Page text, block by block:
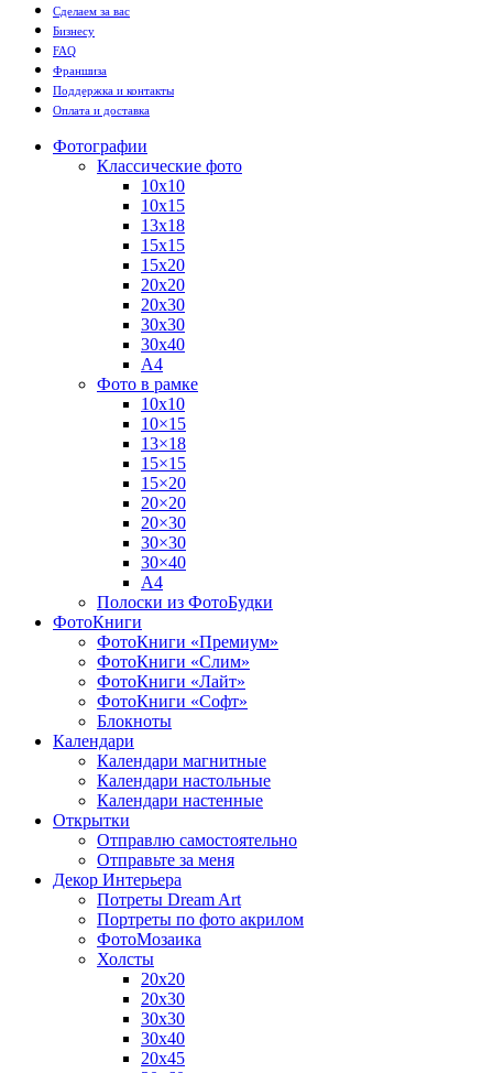
Сделаем за вас
Бизнесу
FAQ
Франшиза
Поддержка и контакты
Оплата и доставка
Фотографии
Классические фото
10х10
10х15
13х18
15х15
15х20
20х20
20х30
30х30
30х40
А4
Фото в рамке
10х10
10×15
13×18
15×15
15×20
20×20
20×30
30×30
30×40
A4
Полоски из ФотоБудки
ФотоКниги
ФотоКниги «Премиум»
ФотоКниги «Слим»
ФотоКниги «Лайт»
ФотоКниги «Софт»
Блокноты
Календари
Календари магнитные
Календари настольные
Календари настенные
Открытки
Отправлю самостоятельно
Отправьте за меня
Декор Интерьера
Потреты Dream Art
Портреты по фото акрилом
ФотоМозаика
Холсты
20х20
20х30
30х30
30х40
20х45